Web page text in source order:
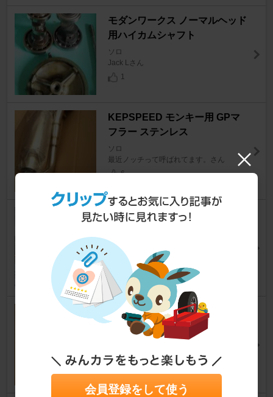
モダンワークス ノーマルヘッド
用ハイカムシャフト
ソロ
Jack Lさん
1
KEPSPEED モンキー用 GPマ
フラー ステンレス
ソロ
最近ノッチって呼ばれてます。さん
6
ホンダ純正 キャブレター
Markcgさん
不明 スイングバブルシールド
mochi1986さん
0
会員登録をして使う